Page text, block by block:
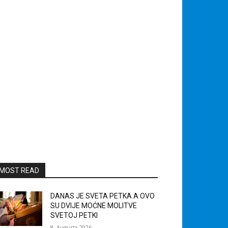
READ
DANAS JE SVETA PETKA A OVO
SU DVIJE MOĆNE MOLITVE
SVETOJ PETKI